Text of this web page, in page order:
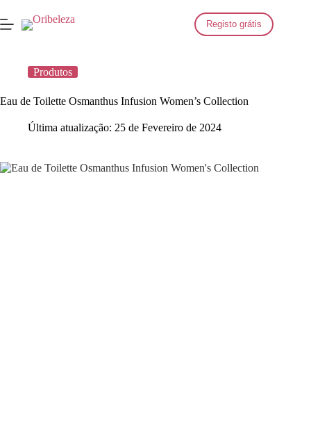
para
o
Registo grátis
Produtos
Eau de Toilette Osmanthus Infusion Women’s Collection
Última atualização: 25 de Fevereiro de 2024